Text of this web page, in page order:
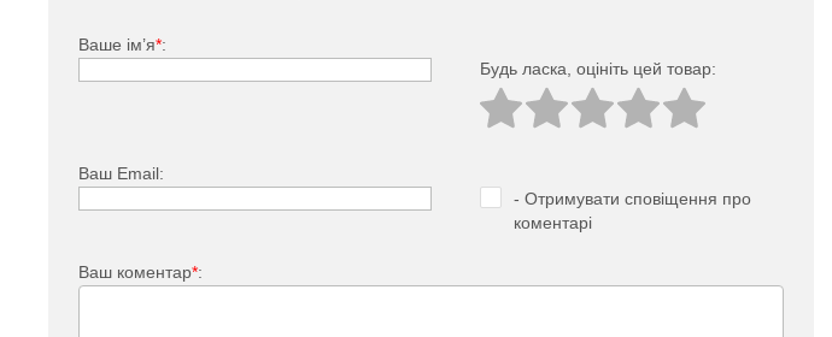
Ваше ім’я*:
Будь ласка, оцініть цей товар:
Ваш Email:
- Отримувати сповіщення про
коментарі
Ваш коментар*: